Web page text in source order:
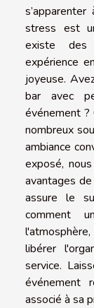
stress est
existe des
expérience
joyeuse.
bar avec
événement ?
nombreux
ambiance
exposé,
avantages
assure le
comment
libérer
service.
événement
associé à sa